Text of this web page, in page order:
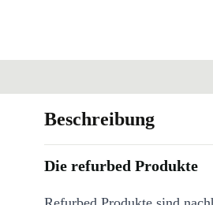
Beschreibung
Die refurbed Produkte